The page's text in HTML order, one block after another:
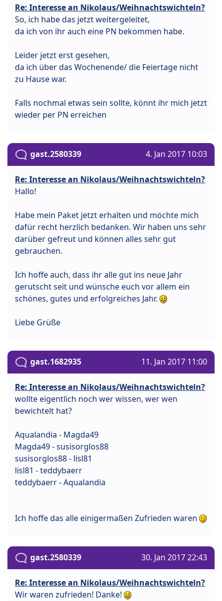
Re: Interesse an Nikolaus/Weihnachtswichteln?
So, ich habe das jetzt weitergeleitet,
da ich von ihr auch eine PN bekommen habe.
Leider jetzt erst gesehen,
da ich über das Wochenende/ die Feiertage nicht
zu Hause war.
Falls nochmal etwas sein sollte, könnt ihr mich jetzt
wieder per PN erreichen
gast.2580339 4. Jan 2017 10:03
Re: Interesse an Nikolaus/Weihnachtswichteln?
Hallo!
Habe mein Paket jetzt erhalten und möchte mich
dafür recht herzlich bedanken. Wir haben uns sehr
darüber gefreut und können alles sehr gut
gebrauchen.
Ich hoffe auch, dass ihr alle gut ins neue Jahr
gerutscht seit und wünsche euch vor allem ein
schönes, gutes und erfolgreiches Jahr.
Liebe Grüße
gast.1682935 11. Jan 2017 11:00
Re: Interesse an Nikolaus/Weihnachtswichteln?
wollte eigentlich noch wer wissen, wer wen
bewichtelt hat?
Aqualandia - Magda49
Magda49 - susisorglos88
susisorglos88 - lisl81
lisl81 - teddybaerr
teddybaerr - Aqualandia
Ich hoffe das alle einigermaßen Zufrieden waren
gast.2580339 30. Jan 2017 22:43
Re: Interesse an Nikolaus/Weihnachtswichteln?
Wir waren zufrieden! Danke!